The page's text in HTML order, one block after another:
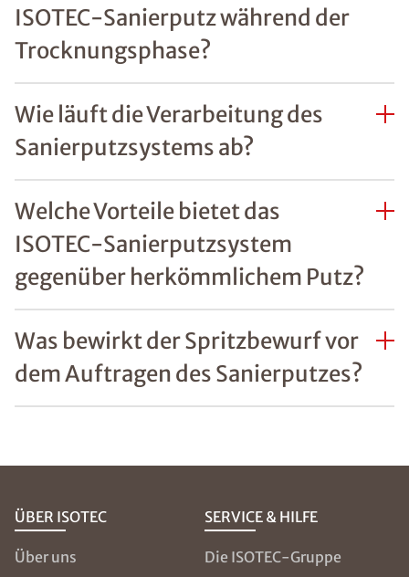
ISOTEC-Sanierputz während der
Trocknungsphase?
Wie läuft die Verarbeitung des
Sanierputzsystems ab?
Welche Vorteile bietet das
ISOTEC-Sanierputzsystem
gegenüber herkömmlichem Putz?
Was bewirkt der Spritzbewurf vor
dem Auftragen des Sanierputzes?
ÜBER ISOTEC
Über uns
SERVICE & HILFE
Die ISOTEC-Gruppe